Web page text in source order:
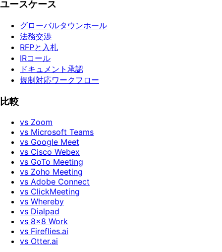
ユースケース
グローバルタウンホール
法務交渉
RFPと入札
IRコール
ドキュメント承認
規制対応ワークフロー
比較
vs Zoom
vs Microsoft Teams
vs Google Meet
vs Cisco Webex
vs GoTo Meeting
vs Zoho Meeting
vs Adobe Connect
vs ClickMeeting
vs Whereby
vs Dialpad
vs 8x8 Work
vs Fireflies.ai
vs Otter.ai